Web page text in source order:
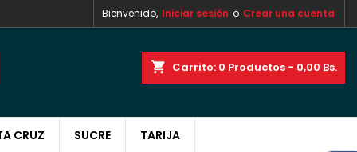
Bienvenido, Iniciar sesión o Crear una cuenta
shopping_cart Carrito: 0 Productos - 0,00 Bs.
CRUZ SUCRE TARIJA